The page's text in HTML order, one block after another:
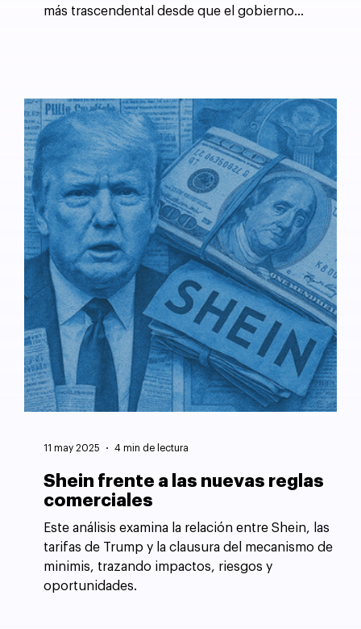
más trascendental desde que el gobierno
Shein frente a las nuevas reglas
comerciales
Este análisis examina la relación entre Shein, las
tarifas de Trump y la clausura del mecanismo de
minimis, trazando impactos, riesgos y
oportunidades.
11 may 2025 4 min de lectura